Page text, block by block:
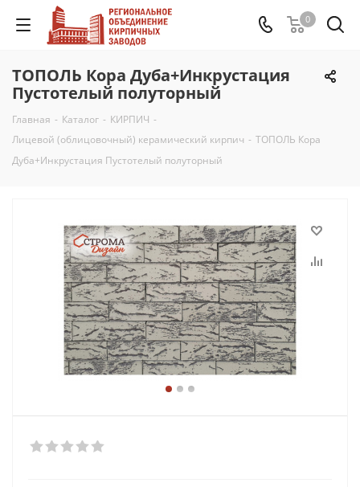
0
ТОПОЛЬ Кора Дуба+Инкрустация
Пустотелый полуторный
Главная - Каталог - КИРПИЧ -
Лицевой (облицовочный) керамический кирпич - ТОПОЛЬ Кора
Дуба+Инкрустация Пустотелый полуторный